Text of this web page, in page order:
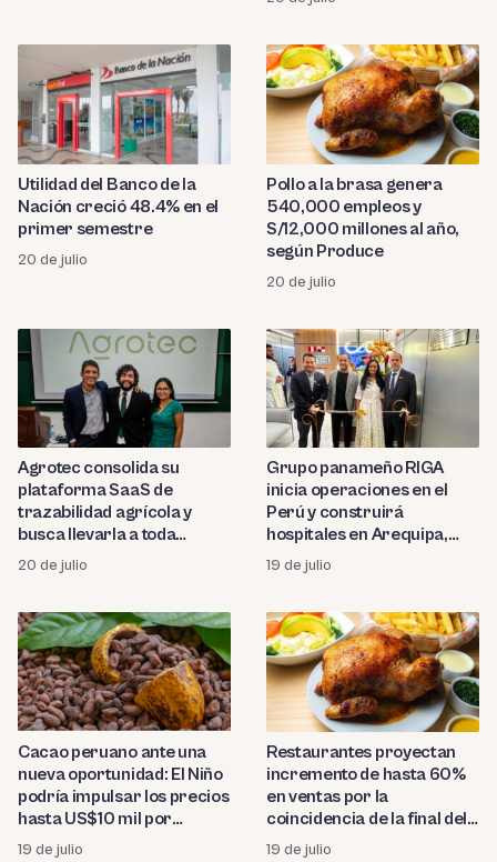
expandirse a Chile y México
Utilidad del Banco de la
Nación creció 48.4% en el
primer semestre
20 de julio
Pollo a la brasa genera
540,000 empleos y
S/12,000 millones al año,
según Produce
20 de julio
Agrotec consolida su
plataforma SaaS de
trazabilidad agrícola y
busca llevarla a toda
Latinoamérica
20 de julio
Grupo panameño RIGA
inicia operaciones en el
Perú y construirá
hospitales en Arequipa,
Huánuco y Oxapampa
19 de julio
Cacao peruano ante una
nueva oportunidad: El Niño
podría impulsar los precios
hasta US$10 mil por
tonelada
19 de julio
Restaurantes proyectan
incremento de hasta 60%
en ventas por la
coincidencia de la final del
Mundial 2026 y el Día del
19 de julio